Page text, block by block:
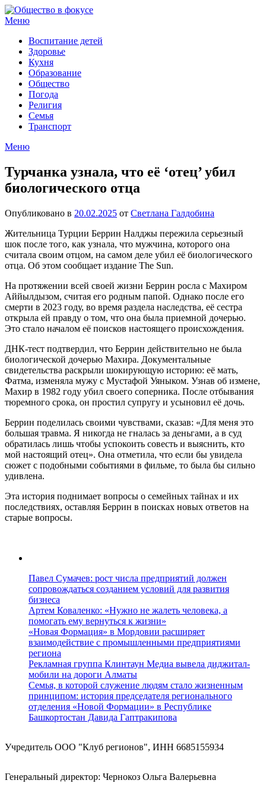
Перейти
к
Меню
Воспитание детей
Здоровье
Кухня
Образование
Общество
Погода
Религия
Семья
Транспорт
Меню
Турчанка узнала, что её ‘отец’ убил
биологического отца
Опубликовано в 20.02.2025 от Светлана Галдобина
Жительница Турции Беррин Налджы пережила серьезный
шок после того, как узнала, что мужчина, которого она
считала своим отцом, на самом деле убил её биологического
отца. Об этом сообщает издание The Sun.
На протяжении всей своей жизни Беррин росла с Махиром
Аййылдызом, считая его родным папой. Однако после его
смерти в 2023 году, во время раздела наследства, её сестра
открыла ей правду о том, что она была приемной дочерью.
Это стало началом её поисков настоящего происхождения.
ДНК-тест подтвердил, что Беррин действительно не была
биологической дочерью Махира. Документальные
свидетельства раскрыли шокирующую историю: её мать,
Фатма, изменяла мужу с Мустафой Уяныком. Узнав об измене,
Махир в 1982 году убил своего соперника. После отбывания
тюремного срока, он простил супругу и усыновил её дочь.
Беррин поделилась своими чувствами, сказав: «Для меня это
большая травма. Я никогда не гналась за деньгами, а в суд
обратилась лишь чтобы успокоить совесть и выяснить, кто
мой настоящий отец». Она отметила, что если бы увидела
сюжет с подобными событиями в фильме, то была бы сильно
удивлена.
Эта история поднимает вопросы о семейных тайнах и их
последствиях, оставляя Беррин в поисках новых ответов на
старые вопросы.
Павел Сумачев: рост числа предприятий должен
сопровождаться созданием условий для развития
бизнеса
Артем Коваленко: «Нужно не жалеть человека, а
помогать ему вернуться к жизни»
«Новая Формация» в Мордовии расширяет
взаимодействие с промышленными предприятиями
региона
Рекламная группа Клинтаун Медиа вывела диджитал-
мобили на дороги Алматы
Семья, в которой служение людям стало жизненным
принципом: история председателя регионального
отделения «Новой Формации» в Республике
Башкортостан Давида Гаптракипова
Учредитель ООО "Клуб регионов", ИНН 6685155934
Генеральный директор: Чернокоз Ольга Валерьевна